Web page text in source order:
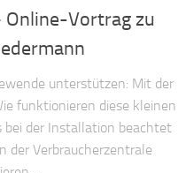
Online-Vortrag zu
unterstützen: Mit der
funktionieren diese kleinen
bei der Installation beachtet
der Verbraucherzentrale